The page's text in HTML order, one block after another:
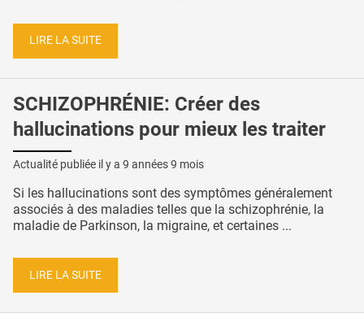
LIRE LA SUITE
SCHIZOPHRÉNIE: Créer des
hallucinations pour mieux les traiter
Actualité publiée il y a 9 années 9 mois
Si les hallucinations sont des symptômes généralement
associés à des maladies telles que la schizophrénie, la
maladie de Parkinson, la migraine, et certaines ...
LIRE LA SUITE